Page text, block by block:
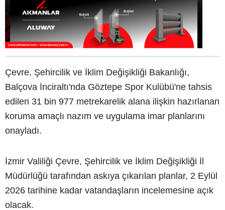
Çevre, Şehircilik ve İklim Değişikliği Bakanlığı,
Balçova İnciraltı'nda Göztepe Spor Kulübü'ne tahsis
edilen 31 bin 977 metrekarelik alana ilişkin hazırlanan
koruma amaçlı nazım ve uygulama imar planlarını
onayladı.
İzmir Valiliği Çevre, Şehircilik ve İklim Değişikliği İl
Müdürlüğü tarafından askıya çıkarılan planlar, 2 Eylül
2026 tarihine kadar vatandaşların incelemesine açık
olacak.